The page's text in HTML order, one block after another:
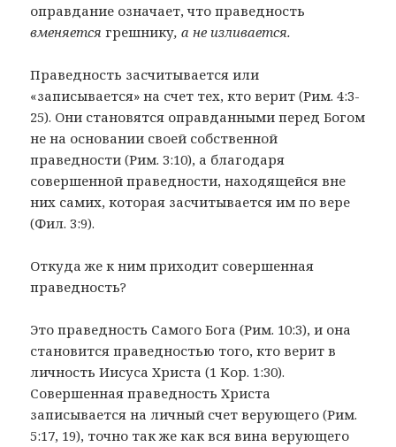
оправдание означает, что праведность
вменяетсягрешнику, а не изливается.
Праведность засчитывается или
«записывается» на счет тех, кто верит (Рим. 4:3-
25). Они становятся оправданными перед Богом
не на основании своей собственной
праведности (Рим. 3:10), а благодаря
совершенной праведности, находящейся вне
них самих, которая засчитывается им по вере
(Фил. 3:9).
Откуда же к ним приходит совершенная
праведность?
Это праведность Самого Бога (Рим. 10:3), и она
становится праведностью того, кто верит в
личность Иисуса Христа (1 Кор. 1:30).
Совершенная праведность Христа
записывается на личный счет верующего (Рим.
5:17, 19), точно так же как вся вина верующего